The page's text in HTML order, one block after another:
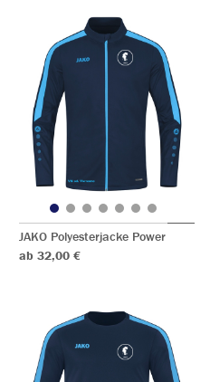
JAKO Polyesterjacke Power
ab 32,00 €